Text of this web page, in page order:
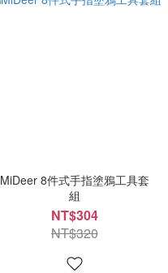
MiDeer 8件式手指塗鴉工具套
組
NT$304
NT$320